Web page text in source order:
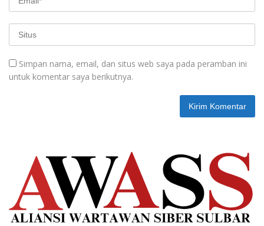
Simpan nama, email, dan situs web saya pada peramban ini
untuk komentar saya berikutnya.